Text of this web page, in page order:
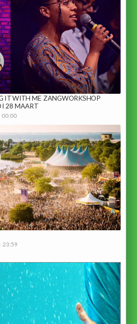
IT WITH ME ZANGWORKSHOP
28 MAART
00:00
23:59